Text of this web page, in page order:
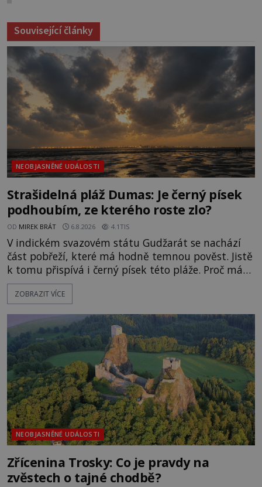
Související články
NEOBJASNĚNÉ UDÁLOSTI
Strašidelná pláž Dumas: Je černý písek
podhoubím, ze kterého roste zlo?
OD MIREK BRÁT 6.8.2026 4.1TIS
V indickém svazovém státu Gudžarát se nachází
část pobřeží, které má hodně temnou pověst. Jistě
k tomu přispívá i černý písek této pláže. Proč má
pláž takové netypické zbarvení? Nakolik jsou
pravdivé historky, že zde došlo k nevysvětlitelným
následovat. Vstupujeme na pláž Dumas ve městě
Surat. Gu
ZOBRAZIT VÍCE
NEOBJASNĚNÉ UDÁLOSTI
Zřícenina Trosky: Co je pravdy na
zvěstech o tajné chodbě?